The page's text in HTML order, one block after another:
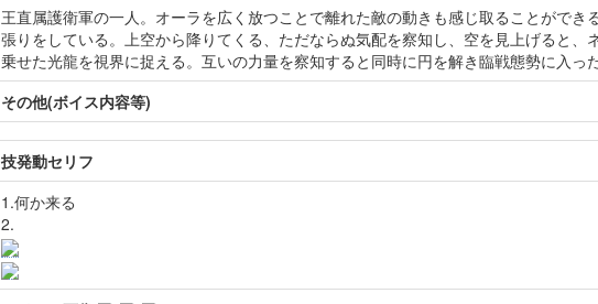
王直属護衛軍の一人。オーラを広く放つことで離れた敵の動きも感じ取ることができ
張りをしている。上空から降りてくる、ただならぬ気配を察知し、空を見上げると、
乗せた光龍を視界に捉える。互いの力量を察知すると同時に円を解き臨戦態勢に入っ
その他(ボイス内容等)
技発動セリフ
1.何か来る
2.